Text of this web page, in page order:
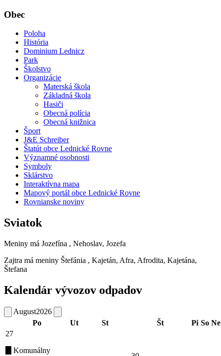
Obec
Poloha
História
Dominium Lednicz
Park
Školstvo
Organizácie
Materská škola
Základná škola
Hasiči
Obecná polícia
Obecná knižnica
Šport
J&E Schreiber
Štatút obce Lednické Rovne
Významné osobnosti
Symboly
Sklárstvo
Interaktívna mapa
Mapový portál obce Lednické Rovne
Rovnianske noviny
Sviatok
Meniny má Jozefína , Nehoslav, Jozefa
Zajtra má meniny Štefánia , Kajetán, Afra, Afrodita, Kajetána,
Štefana
Kalendár vývozov odpadov
August2026
Po
Ut St Št Pi So Ne
27
Komunálny